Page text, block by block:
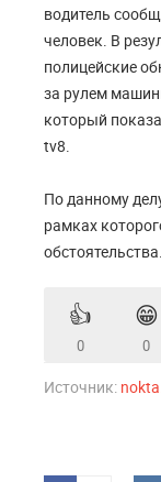
водитель
человек. В
полицейские
за рулем
который
tv8.
По данному
рамках
👍
0
😁
0
Источник: